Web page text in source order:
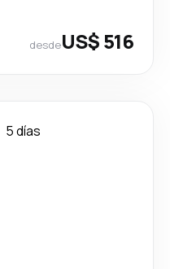
desdeUS$ 516
5 días